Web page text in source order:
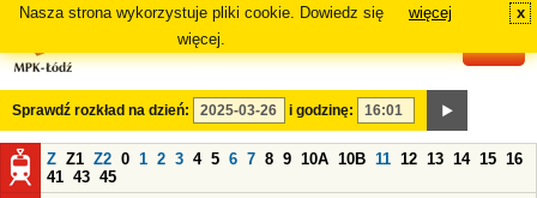
Nasza strona wykorzystuje pliki cookie. Dowiedz się
więcej.
więcej x
Sprawdź rozkład na dzień: i godzinę:
Z Z1 Z2 0 1 2 3 4 5 6 7 8 9 10A 10B 11 12 13 14 15 16
41 43 45